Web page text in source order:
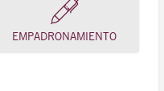
EMPADRONAMIENTO